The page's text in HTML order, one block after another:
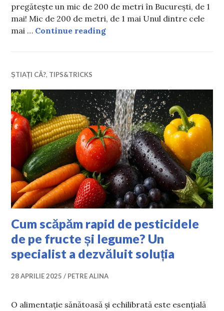
pregătește un mic de 200 de metri în București, de 1
mai! Mic de 200 de metri, de 1 mai Unul dintre cele
mai … Continue readingUnde se pregătește un mic
ȘTIAȚI CĂ?, TIPS&TRICKS
Cum scăpăm rapid de pesticidele
de pe fructe și legume? Un
specialist a dezvăluit soluția
28 APRILIE 2025 PETRE ALINA
O alimentație sănătoasă și echilibrată este esențială